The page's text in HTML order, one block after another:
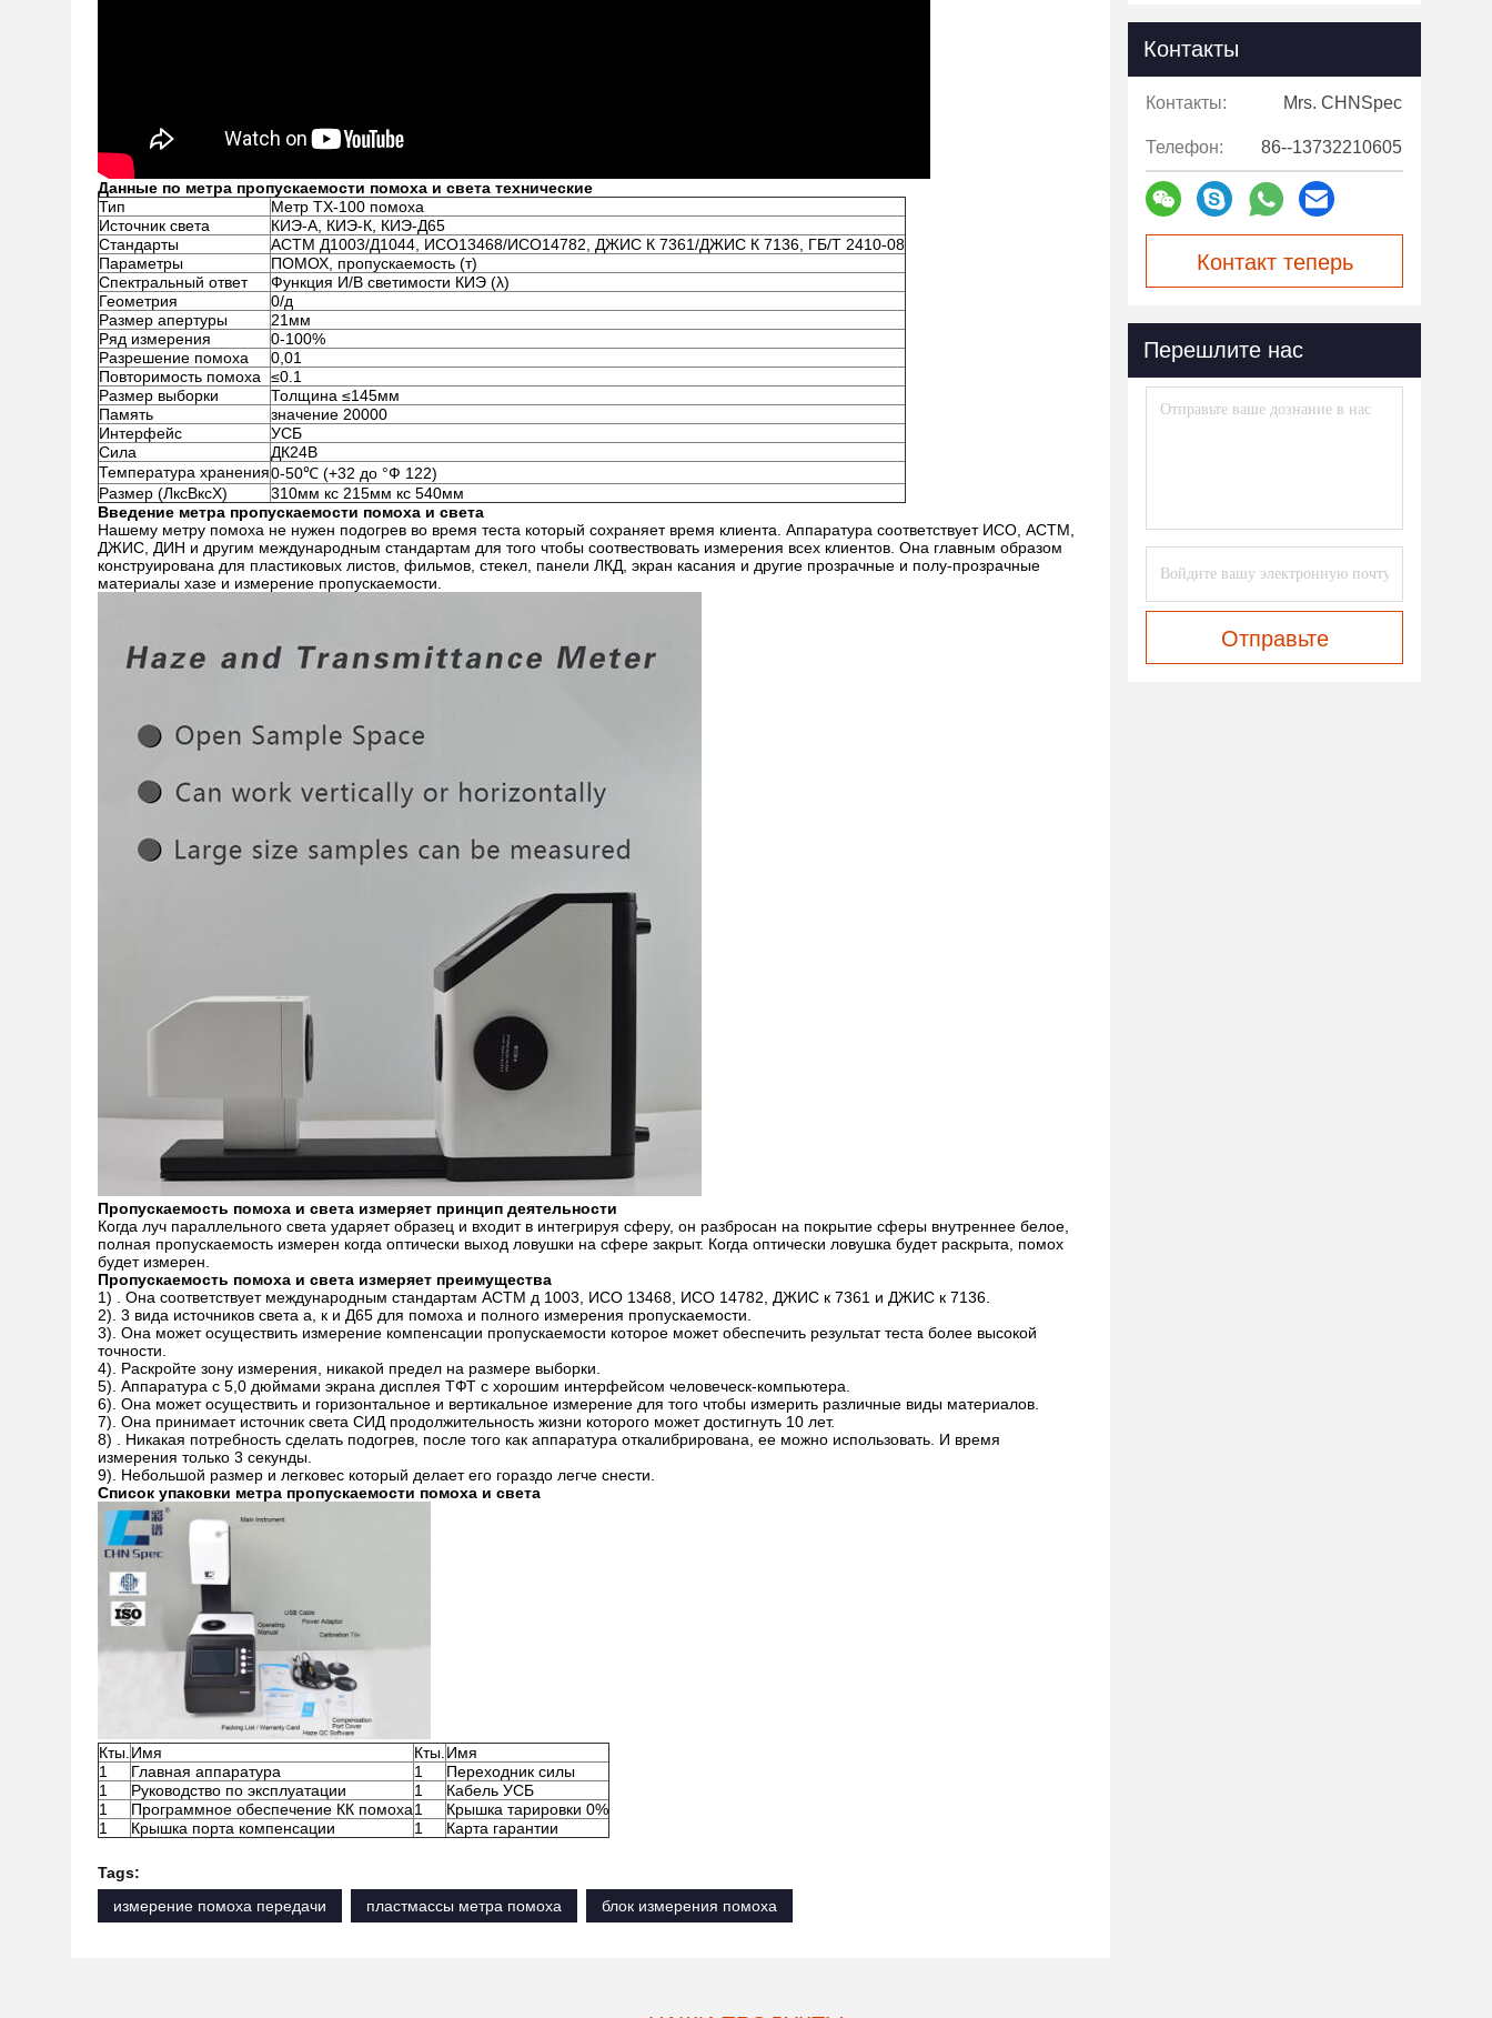
Данные по метра пропускаемости помоха и света технические
Тип
Метр ТХ-100 помоха
Источник света
КИЭ-А, КИЭ-К, КИЭ-Д65
Стандарты
АСТМ Д1003/Д1044, ИСО13468/ИСО14782, ДЖИС К 7361/ДЖИС К 7136, ГБ/Т 2410-08
Параметры
ПОМОХ, пропускаемость (т)
Спектральный ответ
Функция И/В светимости КИЭ (λ)
Геометрия
0/д
Размер апертуры
21мм
Ряд измерения
0-100%
Разрешение помоха
0,01
Повторимость помоха
≤0.1
Размер выборки
Толщина ≤145мм
Память
значение 20000
Интерфейс
УСБ
Сила
ДК24В
Температура хранения0-50℃ (+32 до °Ф 122)
Размер (ЛксВксХ)
310мм кс 215мм кс 540мм
Введение метра пропускаемости помоха и света
Нашему метру помоха не нужен подогрев во время теста который сохраняет время клиента. Аппаратура соответствует ИСО, АСТМ,
ДЖИС, ДИН и другим международным стандартам для того чтобы соотвествовать измерения всех клиентов. Она главным образом
конструирована для пластиковых листов, фильмов, стекел, панели ЛКД, экран касания и другие прозрачные и полу-прозрачные
материалы хазе и измерение пропускаемости.
Пропускаемость помоха и света измеряет принцип деятельности
Когда луч параллельного света ударяет образец и входит в интегрируя сферу, он разбросан на покрытие сферы внутреннее белое,
полная пропускаемость измерен когда оптически выход ловушки на сфере закрыт. Когда оптически ловушка будет раскрыта, помох
будет измерен.
Пропускаемость помоха и света измеряет преимущества
1) . Она соответствует международным стандартам АСТМ д 1003, ИСО 13468, ИСО 14782, ДЖИС к 7361 и ДЖИС к 7136.
2). 3 вида источников света а, к и Д65 для помоха и полного измерения пропускаемости.
3). Она может осуществить измерение компенсации пропускаемости которое может обеспечить результат теста более высокой
точности.
4). Раскройте зону измерения, никакой предел на размере выборки.
5). Аппаратура с 5,0 дюймами экрана дисплея ТФТ с хорошим интерфейсом человеческ-компьютера.
6). Она может осуществить и горизонтальное и вертикальное измерение для того чтобы измерить различные виды материалов.
7). Она принимает источник света СИД продолжительность жизни которого может достигнуть 10 лет.
8) . Никакая потребность сделать подогрев, после того как аппаратура откалибрирована, ее можно использовать. И время
измерения только 3 секунды.
9). Небольшой размер и легковес который делает его гораздо легче снести.
Список упаковки метра пропускаемости помоха и света
Кты. Имя Кты. Имя
1
Главная аппаратура 1
Переходник силы
1
Руководство по эксплуатации 1
Кабель УСБ
1
Программное обеспечение КК помоха1
Крышка тарировки 0%
1
Крышка порта компенсации 1 Карта гарантии
Tags:
измерение помоха передачи
пластмассы метра помоха блок измерения помоха
Контакты
Контакты: Mrs. CHNSpec
Телефон: 86--13732210605
Контакт теперь
Перешлите нас
Отправьте